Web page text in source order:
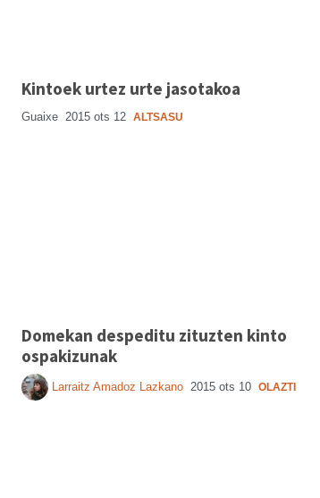
Kintoek urtez urte jasotakoa
Guaixe 2015 ots 12 ALTSASU
Domekan despeditu zituzten kinto
ospakizunak
Larraitz Amadoz Lazkano 2015 ots 10 OLAZTI